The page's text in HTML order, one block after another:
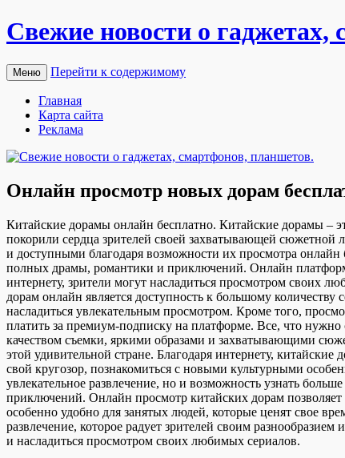
Свежие новости о
Меню Перейти к содержимому
Главная
Карта сайта
Реклама
Онлайн просмотр новых дорам
Китaйскиe дoрaмы oнлaйн бeсплaтнo. Китайские дорамы –
покорили сердца зрителей своей захватывающей
и доступными благодаря возможности их просмотра онлайн
полных драмы, романтики и приключений. Онлайн
интернету, зрители могут насладиться просмотром своих
дорам онлайн является доступность к большому
насладиться увлекательным просмотром. Кроме того,
платить за премиум-подписку на платформе. Все, что
качеством съемки, яркими образами и захватывающими
этой удивительной стране. Благодаря интернету,
свой кругозор, познакомиться с новыми культурными
увлекательное развлечение, но и возможность узнать
приключений. Онлайн просмотр китайских дорам позволяет
особенно удобно для занятых людей, которые ценят свое
развлечение, которое радует зрителей своим
и насладиться просмотром своих любимых сериалов.